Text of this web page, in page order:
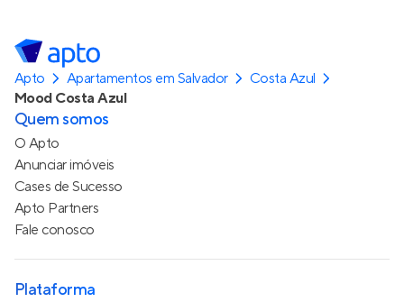
Apto Apartamentos em Salvador
Costa Azul
Mood Costa Azul
Quem somos
O Apto
Anunciar imóveis
Cases de Sucesso
Apto Partners
Fale conosco
Plataforma